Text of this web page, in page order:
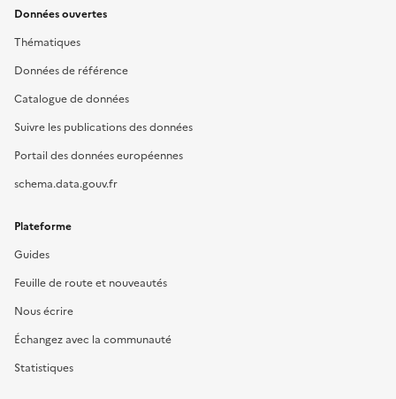
Données ouvertes
Thématiques
Données de référence
Catalogue de données
Suivre les publications des données
Portail des données européennes
schema.data.gouv.fr
Plateforme
Guides
Feuille de route et nouveautés
Nous écrire
Échangez avec la communauté
Statistiques